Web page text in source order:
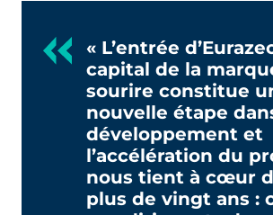
« L’entrée
capital de la
sourire constitue
nouvelle étape
développement et
l’accélération du
nous tient à cœur
plus de vingt ans :